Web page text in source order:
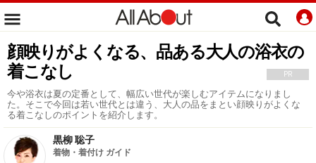
顔映りがよくなる、品ある大人の浴衣の
着こなし
PR
今や浴衣は夏の定番として、幅広い世代が楽しむアイテムになりまし
た。そこで今回は若い世代とは違う、大人の品をまとい顔映りがよくな
る着こなしのポイントを紹介します。
黒柳 聡子
着物・着付け ガイド